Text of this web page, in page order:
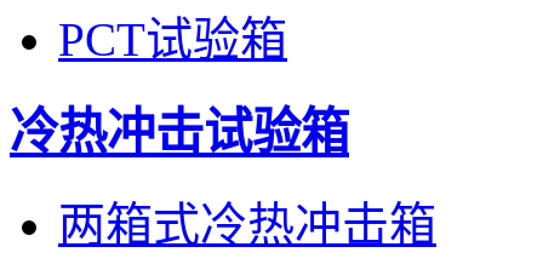
PCT试验箱
冷热冲击试验箱
两箱式冷热冲击箱